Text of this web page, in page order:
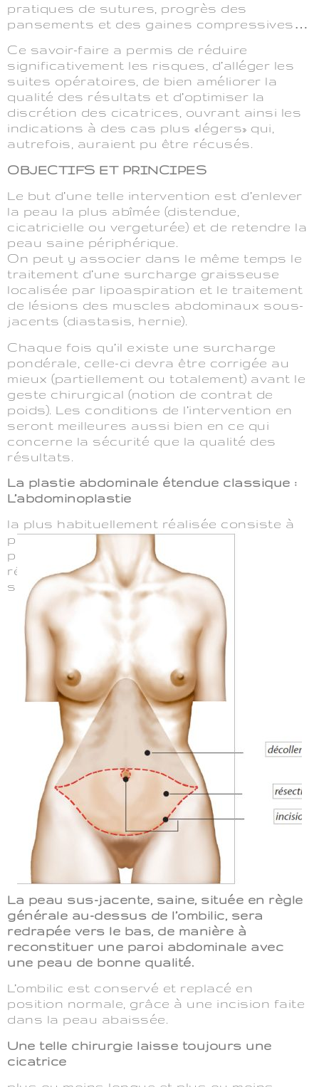
pratiques de sutures, progrès des
pansements et des gaines compressives…
Ce savoir-faire a permis de réduire
significativement les risques, d’alléger les
suites opératoires, de bien améliorer la
qualité des résultats et d’optimiser la
discrétion des cicatrices, ouvrant ainsi les
indications à des cas plus «légers» qui,
autrefois, auraient pu être récusés.
OBJECTIFS ET PRINCIPES
Le but d’une telle intervention est d’enlever
la peau la plus abîmée (distendue,
cicatricielle ou vergeturée) et de retendre la
peau saine périphérique.
On peut y associer dans le même temps le
traitement d’une surcharge graisseuse
localisée par lipoaspiration et le traitement
de lésions des muscles abdominaux sous-
jacents (diastasis, hernie).
Chaque fois qu’il existe une surcharge
pondérale, celle-ci devra être corrigée au
mieux (partiellement ou totalement) avant le
geste chirurgical (notion de contrat de
poids). Les conditions de l’intervention en
seront meilleures aussi bien en ce qui
concerne la sécurité que la qualité des
résultats.
La plastie abdominale étendue classique :
L’abdominoplastie
la plus habituellement réalisée consiste à
pratiquer l’ablation d’un large fuseau de
peau, correspondant à tout ou partie de la
région située entre l’ombilic et le pubis,
selon un dessin adapté aux lésions.
La peau sus-jacente, saine, située en règle
générale au-dessus de l’ombilic, sera
redrapée vers le bas, de manière à
reconstituer une paroi abdominale avec
une peau de bonne qualité.
L’ombilic est conservé et replacé en
position normale, grâce à une incision faite
dans la peau abaissée.
Une telle chirurgie laisse toujours une
cicatrice